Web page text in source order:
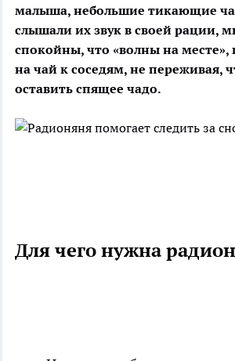
малыша, небольшие тикающие
слышали их звук в своей рации,
спокойны, что «волны на месте»,
на чай к соседям, не переживая,
оставить спящее чадо.
Для чего нужна